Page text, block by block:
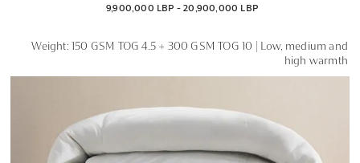
9,900,000 LBP - 20,900,000 LBP
Weight: 150 GSM TOG 4.5 + 300 GSM TOG 10 | Low, medium and
high warmth